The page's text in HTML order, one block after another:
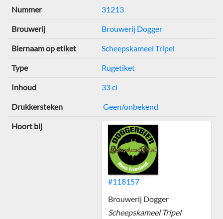
Nummer
31213
Brouwerij Brouwerij Dogger
Biernaam op etiket Scheepskameel Tripel
Type Rugetiket
Inhoud 33 cl
Drukkersteken Geen/onbekend
Hoort bij
#118157
Brouwerij Dogger
Scheepskameel Tripel